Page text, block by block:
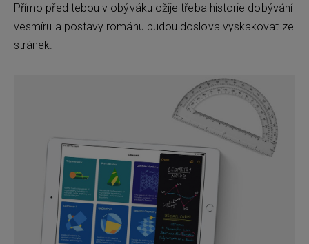
Přímo před tebou v obýváku ožije třeba historie dobývání
vesmíru a postavy románu budou doslova vyskakovat ze
stránek.